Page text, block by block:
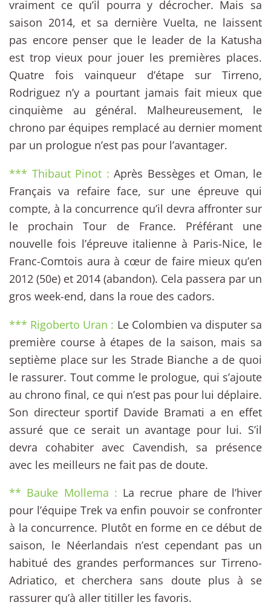
vraiment ce qu’il pourra y décrocher. Mais sa
saison 2014, et sa dernière Vuelta, ne laissent
pas encore penser que le leader de la Katusha
est trop vieux pour jouer les premières places.
Quatre fois vainqueur d’étape sur Tirreno,
Rodriguez n’y a pourtant jamais fait mieux que
cinquième au général. Malheureusement, le
chrono par équipes remplacé au dernier moment
par un prologue n’est pas pour l’avantager.
*** Thibaut Pinot : Après Bessèges et Oman, le
Français va refaire face, sur une épreuve qui
compte, à la concurrence qu’il devra affronter sur
le prochain Tour de France. Préférant une
nouvelle fois l’épreuve italienne à Paris-Nice, le
Franc-Comtois aura à cœur de faire mieux qu’en
2012 (50e) et 2014 (abandon). Cela passera par un
gros week-end, dans la roue des cadors.
*** Rigoberto Uran : Le Colombien va disputer sa
première course à étapes de la saison, mais sa
septième place sur les Strade Bianche a de quoi
le rassurer. Tout comme le prologue, qui s’ajoute
au chrono final, ce qui n’est pas pour lui déplaire.
Son directeur sportif Davide Bramati a en effet
assuré que ce serait un avantage pour lui. S’il
devra cohabiter avec Cavendish, sa présence
avec les meilleurs ne fait pas de doute.
** Bauke Mollema : La recrue phare de l’hiver
pour l’équipe Trek va enfin pouvoir se confronter
à la concurrence. Plutôt en forme en ce début de
saison, le Néerlandais n’est cependant pas un
habitué des grandes performances sur Tirreno-
Adriatico, et cherchera sans doute plus à se
rassurer qu’à aller titiller les favoris.